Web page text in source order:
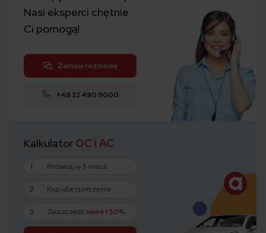
Nasi eksperci chętnie
Ci pomogą!
Zamów rozmowę
+48 22 490 9000
Kalkulator OC i AC
1 Porównaj w 5 minut
2 Kup ubezpieczenie
3 Zaoszczędź nawet 50%